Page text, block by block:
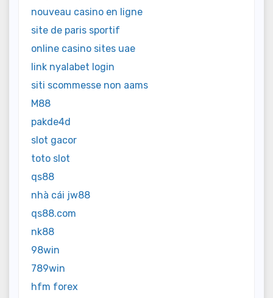
nouveau casino en ligne
site de paris sportif
online casino sites uae
link nyalabet login
siti scommesse non aams
M88
pakde4d
slot gacor
toto slot
qs88
nhà cái jw88
qs88.com
nk88
98win
789win
hfm forex